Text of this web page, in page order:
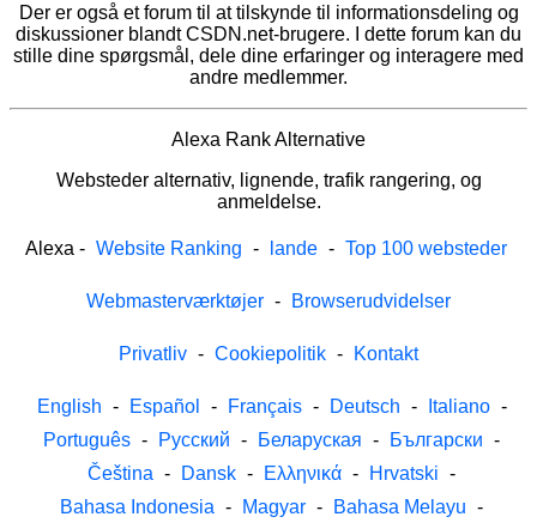
Der er også et forum til at tilskynde til informationsdeling og
diskussioner blandt CSDN.net-brugere. I dette forum kan du
stille dine spørgsmål, dele dine erfaringer og interagere med
andre medlemmer.
Alexa Rank Alternative
Websteder alternativ, lignende, trafik rangering, og
anmeldelse.
Alexa - Website Ranking - lande - Top 100 websteder
Webmasterværktøjer - Browserudvidelser
Privatliv - Cookiepolitik - Kontakt
English - Español - Français - Deutsch - Italiano -
Português - Русский - Беларуская - Български -
Čeština - Dansk - Ελληνικά - Hrvatski -
Bahasa Indonesia - Magyar - Bahasa Melayu -